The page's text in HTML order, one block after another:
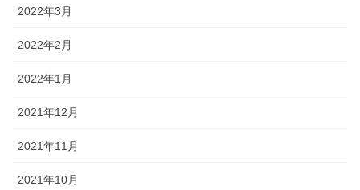
2022年3月
2022年2月
2022年1月
2021年12月
2021年11月
2021年10月